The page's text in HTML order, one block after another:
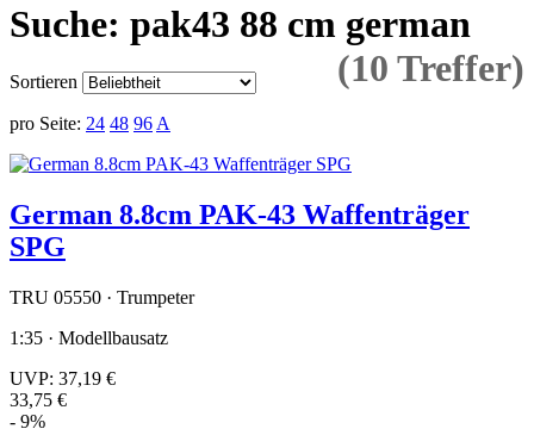
Suche: pak43 88 cm german
(10 Treffer)
Sortieren
pro Seite: 24 48 96 A
German 8.8cm PAK-43 Waffenträger
SPG
TRU 05550 · Trumpeter
1:35 · Modellbausatz
UVP: 37,19 €
33,75 €
- 9%